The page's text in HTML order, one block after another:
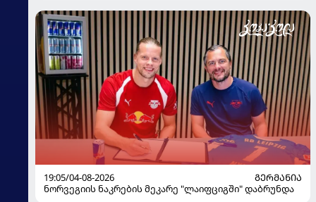
19:05/04-08-2026
ᲒᲔᲠᲛᲐᲜᲘᲐ
ნორვეგიის ნაკრების მეკარე "ლაიფციგში" დაბრუნდა